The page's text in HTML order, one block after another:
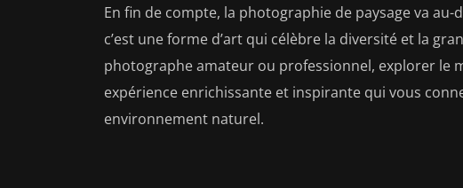
En fin de compte, la photographie de paysage va
c’est une forme d’art qui célèbre la diversité et la
photographe amateur ou professionnel, explorer le
expérience enrichissante et inspirante qui vous
environnement naturel.